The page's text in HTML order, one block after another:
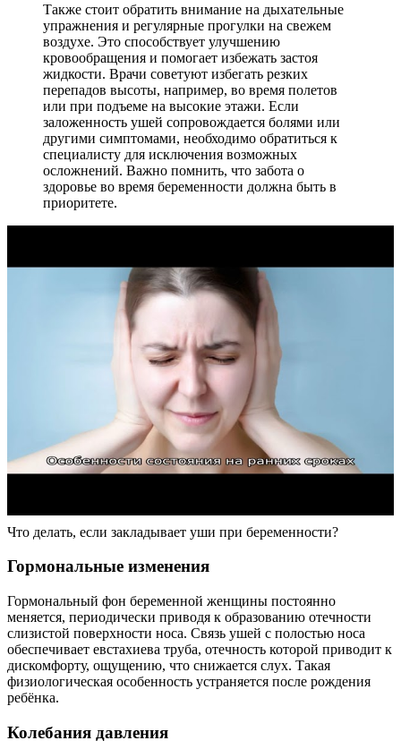
Также стоит обратить внимание на дыхательные
упражнения и регулярные прогулки на свежем
воздухе. Это способствует улучшению
кровообращения и помогает избежать застоя
жидкости. Врачи советуют избегать резких
перепадов высоты, например, во время полетов
или при подъеме на высокие этажи. Если
заложенность ушей сопровождается болями или
другими симптомами, необходимо обратиться к
специалисту для исключения возможных
осложнений. Важно помнить, что забота о
здоровье во время беременности должна быть в
приоритете.
Что делать, если закладывает уши при беременности?
Гормональные изменения
Гормональный фон беременной женщины постоянно
меняется, периодически приводя к образованию отечности
слизистой поверхности носа. Связь ушей с полостью носа
обеспечивает евстахиева труба, отечность которой приводит к
дискомфорту, ощущению, что снижается слух. Такая
физиологическая особенность устраняется после рождения
ребёнка.
Колебания давления